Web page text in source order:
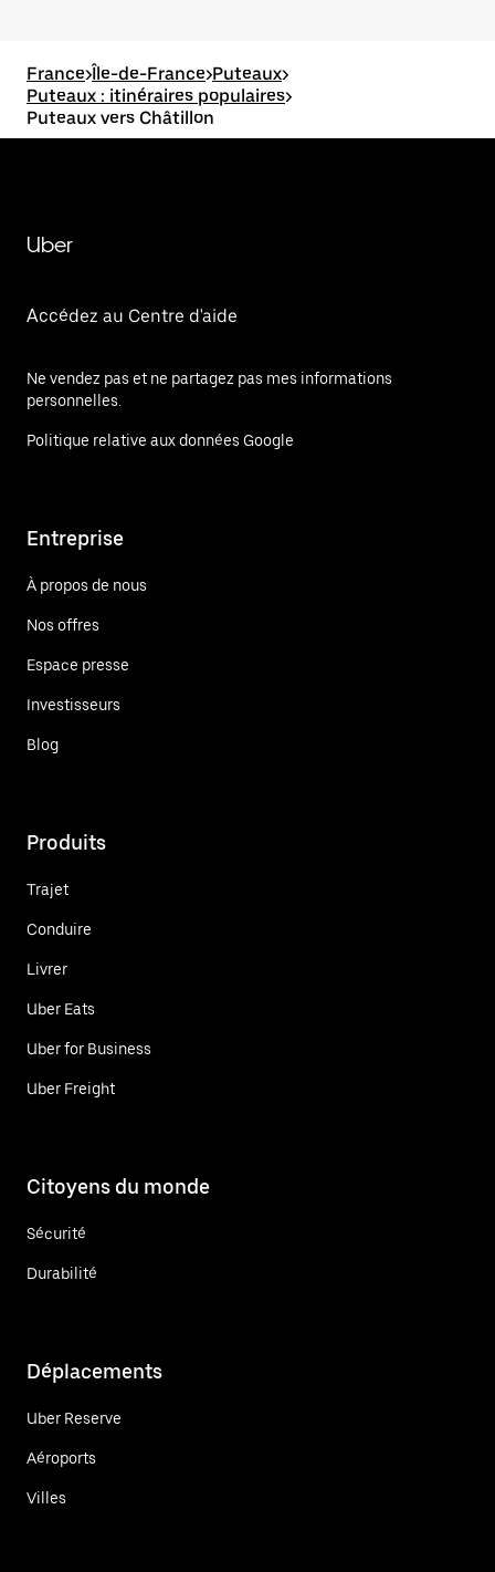
France>Île-de-France>Puteaux>
Puteaux : itinéraires populaires>
Puteaux vers Châtillon
Uber
Accédez au Centre d'aide
Ne vendez pas et ne partagez pas mes informations
personnelles.
Politique relative aux données Google
Entreprise
À propos de nous
Nos offres
Espace presse
Investisseurs
Blog
Produits
Trajet
Conduire
Livrer
Uber Eats
Uber for Business
Uber Freight
Citoyens du monde
Sécurité
Durabilité
Déplacements
Uber Reserve
Aéroports
Villes